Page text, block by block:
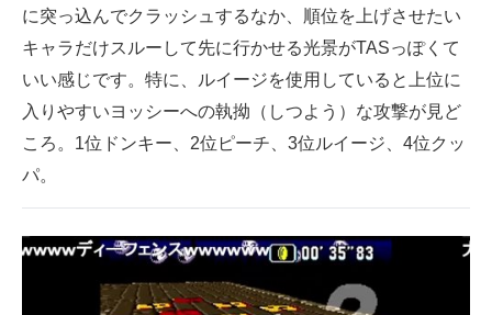
に突っ込んでクラッシュするなか、順位を上げさせたい
キャラだけスルーして先に行かせる光景がTASっぽくて
いい感じです。特に、ルイージを使用していると上位に
入りやすいヨッシーへの執拗（しつよう）な攻撃が見ど
ころ。1位ドンキー、2位ピーチ、3位ルイージ、4位クッ
パ。